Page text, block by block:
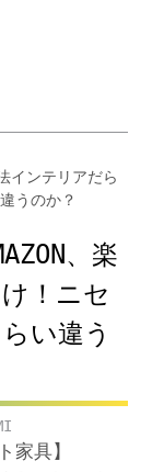
、楽
！ニセ
い違う
家具】